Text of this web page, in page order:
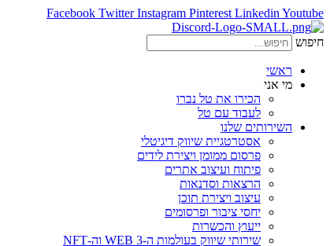
Facebook Twitter Instagram Pinterest Linkedin Youtube
חיפוש
ראשי
מי אני
הכירו את טל נברו
לעבוד עם טל
השירותים שלנו
אסטרטגיית שיווק דיגיטלי
פרסום ממומן ויצירת לידים
פיתוח ועיצוב אתרים
הרצאות וסדנאות
עיצוב ויצירת תוכן
יחסי ציבור ופרסומים
ייעוץ והכשרות
שירותי שיווק בעולמות ה-WEB 3 וה-NFT